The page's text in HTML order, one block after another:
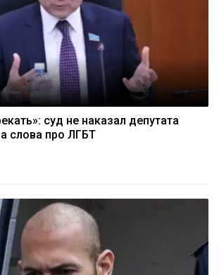
суд не наказал депутата
слова про ЛГБТ